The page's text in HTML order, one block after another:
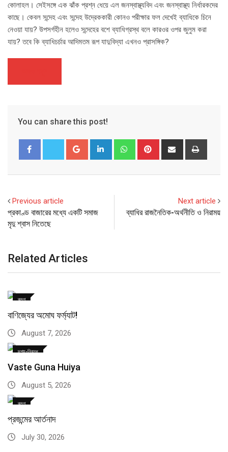
কোলাহল। সেইসঙ্গে এক ঝাঁক প্রশ্ন ধেয়ে এল জনস্বাস্থ্যবিদ এবং জনস্বাস্থ্য নির্ধারকদের
কাছে। কেবল সন্দেহ এবং সন্দেহ উদ্রেককারী কোনও পরীক্ষার ফল দেখেই ব্যাধিকে চিনে
নেওয়া যায়? উপসর্গহীন হলেও সন্দেহের বশে ব্যাধিগ্রস্থ বলে কারওর ওপর জুলুম করা
যায়? তবে কি ব্যাধিচর্চার আদিমতম রূপ যাদুবিদ্যা এখনও প্রাসঙ্গিক?
You can share this post!
Google+ LinkedIn WhatsappPinterest Share
Previous article
প্রকাণ্ড বাজারের মধ্যে একটি সমাজ
মৃদু শ্বাস নিতেছে
Next article
ব্যাধির রাজনৈতিক-অর্থনীতি ও নিরাময়
Related Articles
ব্লগ
বাণিজ্যের অমোঘ ফর্ম্যাট!
August 7, 2026
দৃশ্য-নিবন্ধ
Vaste Guna Huiya
August 5, 2026
ব্লগ
প্রজন্মের আর্তনাদ
July 30, 2026